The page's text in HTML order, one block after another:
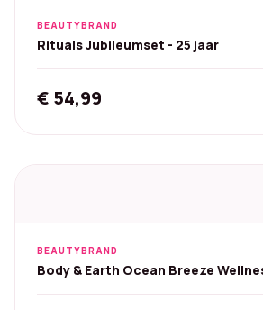
BEAUTYBRAND
Rituals Jubileumset - 25 jaar
€ 54,99
BEAUTYBRAND
Body & Earth Ocean Breeze